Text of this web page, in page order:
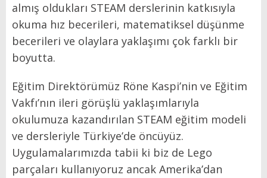
almış oldukları STEAM derslerinin katkısıyla
okuma hız becerileri, matematiksel düşünme
becerileri ve olaylara yaklaşımı çok farklı bir
boyutta.
Eğitim Direktörümüz Röne Kaspi’nin ve Eğitim
Vakfı’nın ileri görüşlü yaklaşımlarıyla
okulumuza kazandırılan STEAM eğitim modeli
ve dersleriyle Türkiye’de öncüyüz.
Uygulamalarımızda tabii ki biz de Lego
parçaları kullanıyoruz ancak Amerika’dan